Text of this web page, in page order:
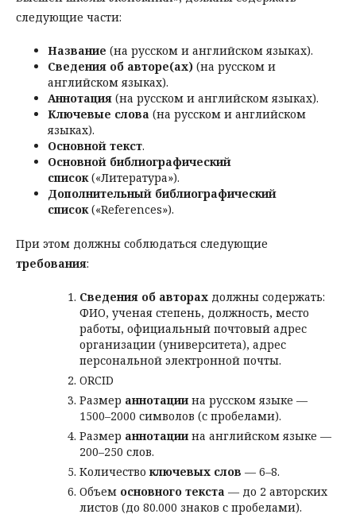
следующие части:
Название (на русском и английском языках).
Сведения об авторе(ах) (на русском и
английском языках).
Аннотация (на русском и английском языках).
Ключевые слова (на русском и английском
языках).
Основной текст.
Основной библиографический
список(«Литература»).
Дополнительный библиографический
список(«References»).
При этом должны соблюдаться следующие
требования:
Сведения об авторах должны содержать:
ФИО, ученая степень, должность, место
работы, официальный почтовый адрес
организации (университета), адрес
персональной электронной почты.
ORCID
Размер аннотациина русском языке —
1500–2000 символов (с пробелами).
Размер аннотациина английском языке —
200–250 слов.
Количествоключевых слов — 6–8.
Объем основного текста — до 2 авторских
листов (до 80.000 знаков с пробелами).